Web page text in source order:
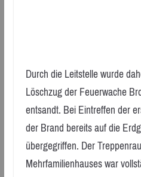
Durch die Leitstelle wurde
Löschzug der Feuerwache
entsandt. Bei Eintreffen der
der Brand bereits auf die
übergegriffen. Der
Mehrfamilienhauses war